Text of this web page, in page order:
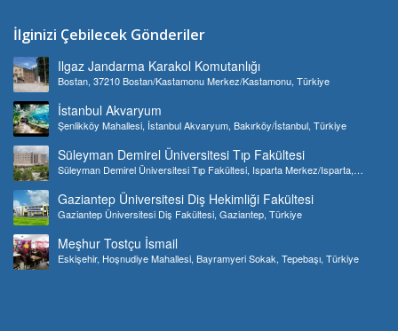
İlginizi Çebilecek Gönderiler
Ilgaz Jandarma Karakol Komutanlığı
Bostan, 37210 Bostan/Kastamonu Merkez/Kastamonu, Türkiye
İstanbul Akvaryum
Şenlikköy Mahallesi, İstanbul Akvaryum, Bakırköy/İstanbul, Türkiye
Süleyman Demirel Üniversitesi Tıp Fakültesi
Süleyman Demirel Üniversitesi Tıp Fakültesi, Isparta Merkez/Isparta,
Gaziantep Üniversitesi Diş Hekimliği Fakültesi
Gaziantep Üniversitesi Diş Fakültesi, Gaziantep, Türkiye
Meşhur Tostçu İsmail
Eskişehir, Hoşnudiye Mahallesi, Bayramyeri Sokak, Tepebaşı, Türkiye